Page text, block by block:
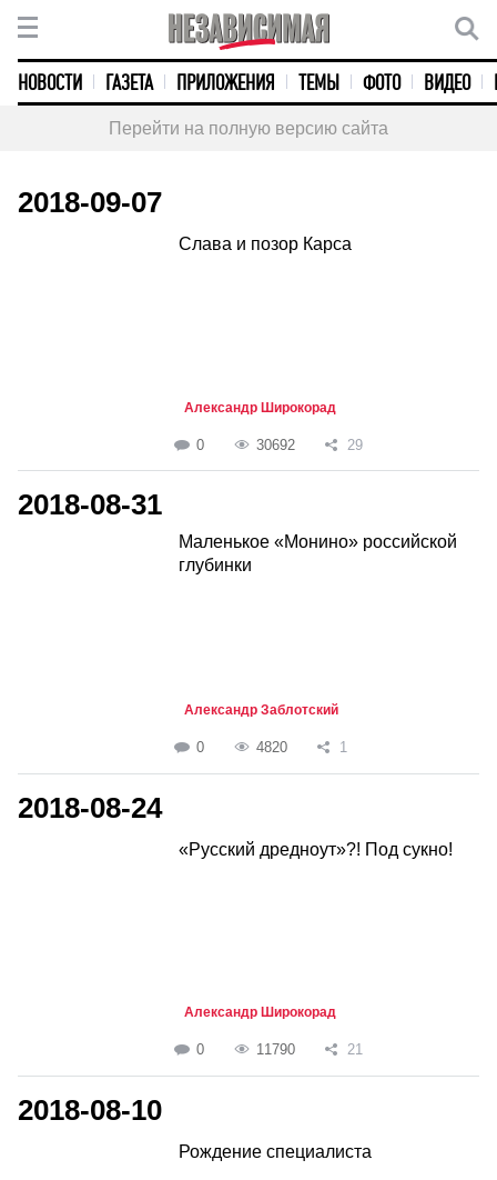
НОВОСТИ ГАЗЕТА ПРИЛОЖЕНИЯ ТЕМЫ ФОТО ВИДЕО
Перейти на полную версию сайта
2018-09-07
Слава и позор Карса
Александр Широкорад
0 30692 29
2018-08-31
Маленькое «Монино» российской
глубинки
Александр Заблотский
0 4820 1
2018-08-24
«Русский дредноут»?! Под сукно!
Александр Широкорад
0 11790 21
2018-08-10
Рождение специалиста